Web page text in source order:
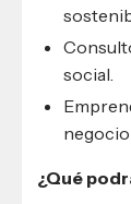
social.
¿Qué